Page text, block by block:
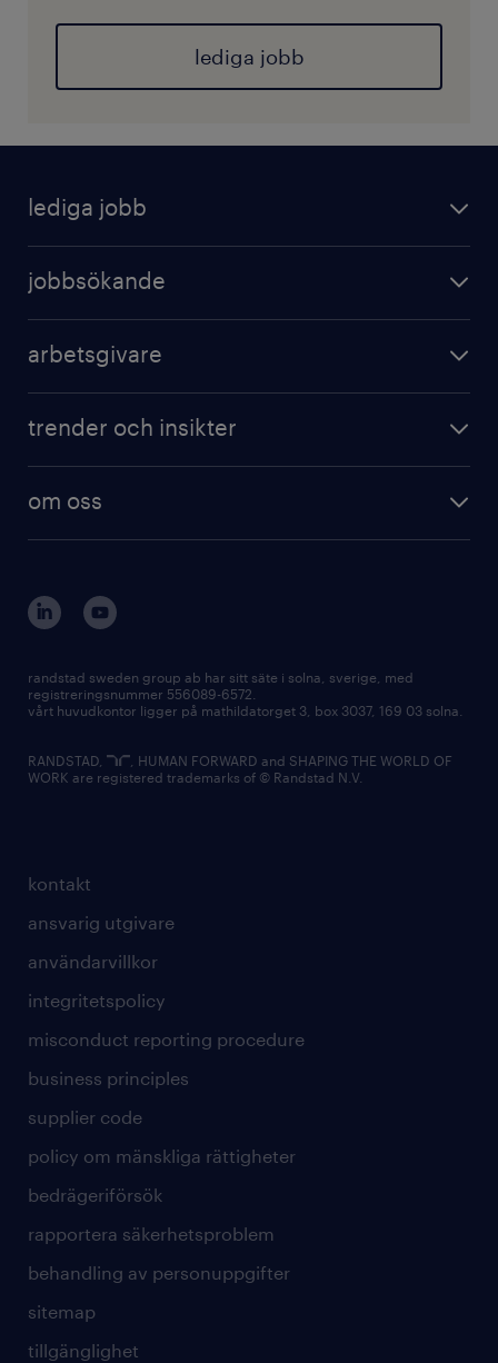
lediga jobb
lediga jobb
jobbsökande
arbetsgivare
trender och insikter
om oss
kontakt
ansvarig utgivare
användarvillkor
integritetspolicy
misconduct reporting procedure
business principles
supplier code
policy om mänskliga rättigheter
bedrägeriförsök
rapportera säkerhetsproblem
behandling av personuppgifter
sitemap
tillgänglighet
randstad sweden group ab har sitt säte i solna, sverige, med
registreringsnummer 556089-6572.
vårt huvudkontor ligger på mathildatorget 3, box 3037, 169 03 solna.
RANDSTAD,
, HUMAN FORWARD and SHAPING THE WORLD OF
WORK are registered trademarks of © Randstad N.V.